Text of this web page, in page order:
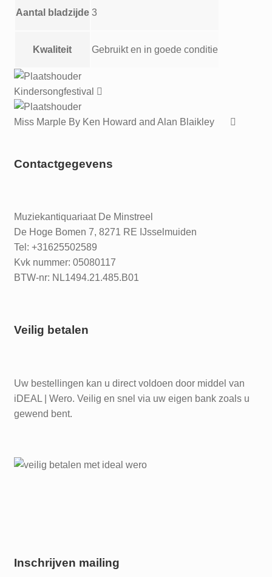
Aantal bladzijde 3
Kwaliteit Gebruikt en in goede conditie
Kindersongfestival
Miss Marple By Ken Howard and Alan Blaikley
Contactgegevens
Muziekantiquariaat De Minstreel
De Hoge Bomen 7, 8271 RE IJsselmuiden
Tel: +31625502589
Kvk nummer: 05080117
BTW-nr: NL1494.21.485.B01
Veilig betalen
Uw bestellingen kan u direct voldoen door middel van
iDEAL | Wero. Veilig en snel via uw eigen bank zoals u
gewend bent.
Inschrijven mailing